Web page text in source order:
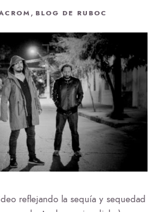
, BLOG DE RUBOC
reflejando la sequía y sequedad